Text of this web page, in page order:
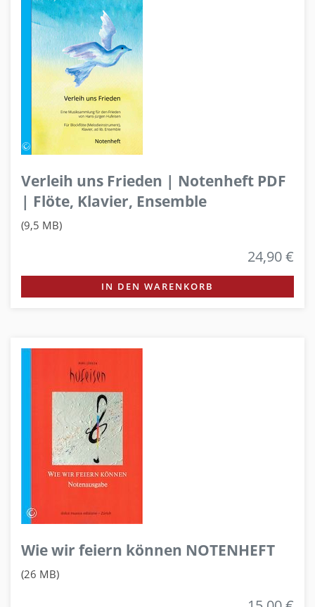
Verleih uns Frieden | Notenheft PDF
| Flöte, Klavier, Ensemble
(9,5 MB)
24,90 €
IN DEN WARENKORB
Wie wir feiern können NOTENHEFT
(26 MB)